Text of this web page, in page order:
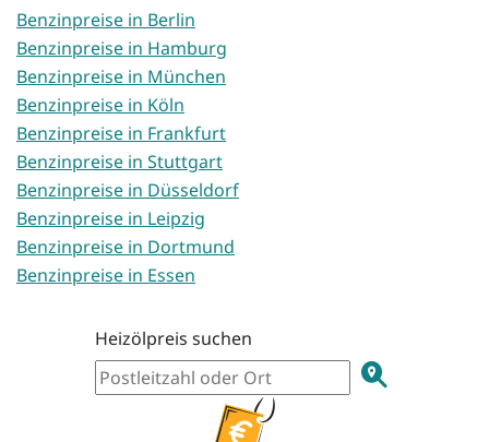
Benzinpreise in Berlin
Benzinpreise in Hamburg
Benzinpreise in München
Benzinpreise in Köln
Benzinpreise in Frankfurt
Benzinpreise in Stuttgart
Benzinpreise in Düsseldorf
Benzinpreise in Leipzig
Benzinpreise in Dortmund
Benzinpreise in Essen
Heizölpreis suchen